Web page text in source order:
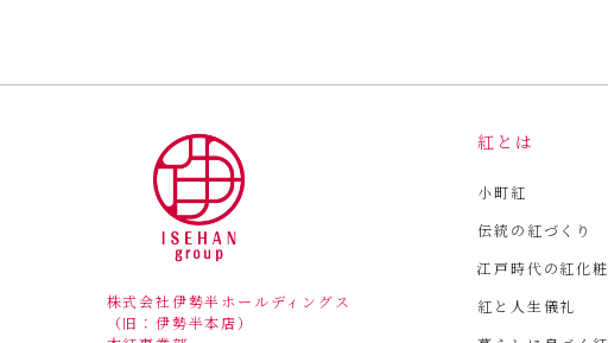
株式会社伊勢半ホールディングス
（旧：伊勢半本店）
紅とは
小町紅
伝統の紅づくり
江戸時代の紅化粧
紅と人生儀礼